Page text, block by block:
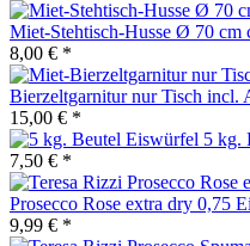
Miet-Stehtisch-Husse Ø 70 cm
8,00 € *
Bierzeltgarnitur nur Tisch incl.
15,00 € *
5 kg.
7,50 € *
Prosecco Rose extra dry 0,75
9,99 € *